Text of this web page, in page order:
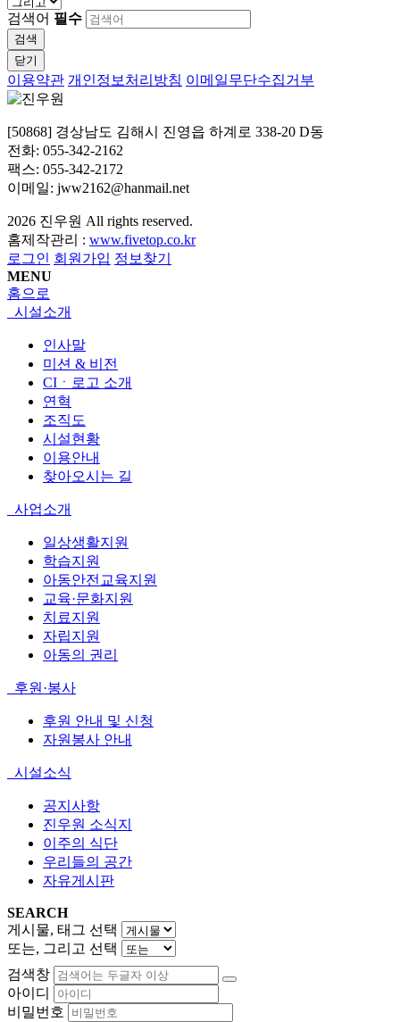
검색어 필수
검색
닫기
이용약관 개인정보처리방침 이메일무단수집거부
[50868] 경상남도 김해시 진영읍 하계로 338-20 D동
전화: 055-342-2162
팩스: 055-342-2172
이메일: jww2162@hanmail.net
2026 진우원 All rights reserved.
홈제작관리 : www.fivetop.co.kr
로그인 회원가입 정보찾기
MENU
홈으로
시설소개
인사말
미션 & 비전
CIㆍ로고 소개
연혁
조직도
시설현황
이용안내
찾아오시는 길
사업소개
일상생활지원
학습지원
아동안전교육지원
교육·문화지원
치료지원
자립지원
아동의 권리
후원·봉사
후원 안내 및 신청
자원봉사 안내
시설소식
공지사항
진우원 소식지
이주의 식단
우리들의 공간
자유게시판
SEARCH
게시물, 태그 선택
또는, 그리고 선택
검색창
아이디
비밀번호